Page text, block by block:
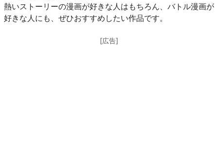
熱いストーリーの漫画が好きな人はもちろん、バトル漫画が
好きな人にも、ぜひおすすめしたい作品です。
[広告]